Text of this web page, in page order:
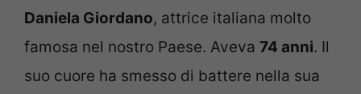
Daniela Giordano, attrice italiana molto
famosa nel nostro Paese. Aveva 74 anni. Il
suo cuore ha smesso di battere nella sua